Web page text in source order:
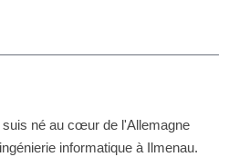
né au cœur de l'Allemagne
informatique à Ilmenau.